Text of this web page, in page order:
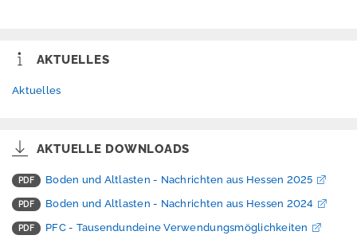
P
r
e
AKTUELLES
Aktuelles
AKTUELLE DOWNLOADS
Boden und Altlasten - Nachrichten aus Hessen 2025
Boden und Altlasten - Nachrichten aus Hessen 2024
PFC - Tausendundeine Verwendungsmöglichkeiten